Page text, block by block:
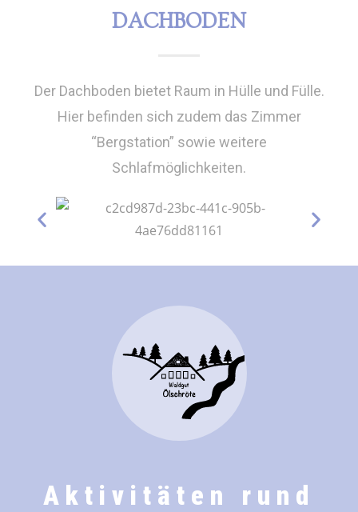
DACHBODEN
Der Dachboden bietet Raum in Hülle und Fülle.
Hier befinden sich zudem das Zimmer
“Bergstation” sowie weitere
Schlafmöglichkeiten.
Aktivitäten rund